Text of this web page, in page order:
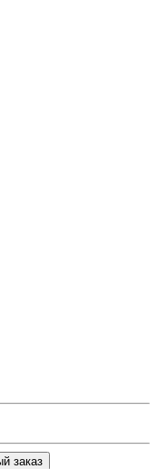
заказ